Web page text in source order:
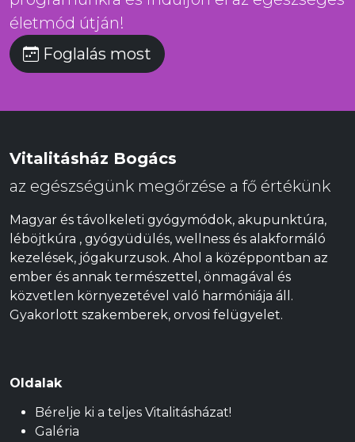
életmód útján!
Foglalás most
Vitalitásház Bogács
az egészségünk megőrzése a fő értékünk
Magyar és távolkeleti gyógymódok, akupunktúra,
léböjtkúra , gyógyüdülés, wellness és alakformáló
kezelések, jógakurzusok. Ahol a középpontban az
ember és annak természettel, önmagával és
közvetlen környezetével való harmóniája áll.
Gyakorlott szakemberek, orvosi felügyelet.
Oldalak
Bérelje ki a teljes Vitalitásházat!
Galéria